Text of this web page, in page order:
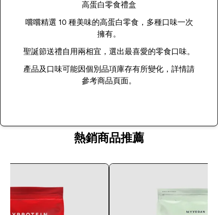
高蛋白零食禮盒
嚐嚐精選 10 種美味的高蛋白零食，多種口味一次
擁有。
聖誕節送禮自用兩相宜，選出最喜愛的零食口味。
產品及口味可能因個別品項庫存有所變化，詳情請
參考商品頁面。
熱銷商品推薦